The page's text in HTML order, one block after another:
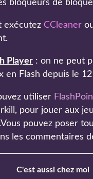
bloqueurs de
exécutez CCleaner
Player : on ne peut
en Flash depuis le
utiliser
pour jouer aux
pouvez poser
les commentaires
C'est aussi chez moi